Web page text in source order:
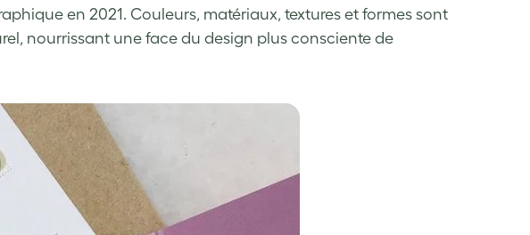
en 2021. Couleurs, matériaux, textures et formes sont
nourrissant une face du design plus consciente de